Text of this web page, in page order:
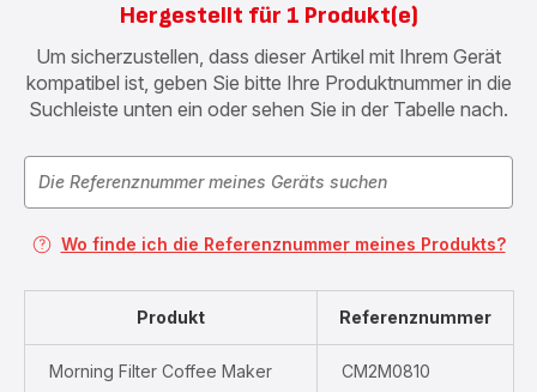
Hergestellt für 1 Produkt(e)
Um sicherzustellen, dass dieser Artikel mit Ihrem Gerät
kompatibel ist, geben Sie bitte Ihre Produktnummer in die
Suchleiste unten ein oder sehen Sie in der Tabelle nach.
Wo finde ich die Referenznummer meines Produkts?
Produkt Referenznummer
Morning Filter Coffee Maker CM2M0810